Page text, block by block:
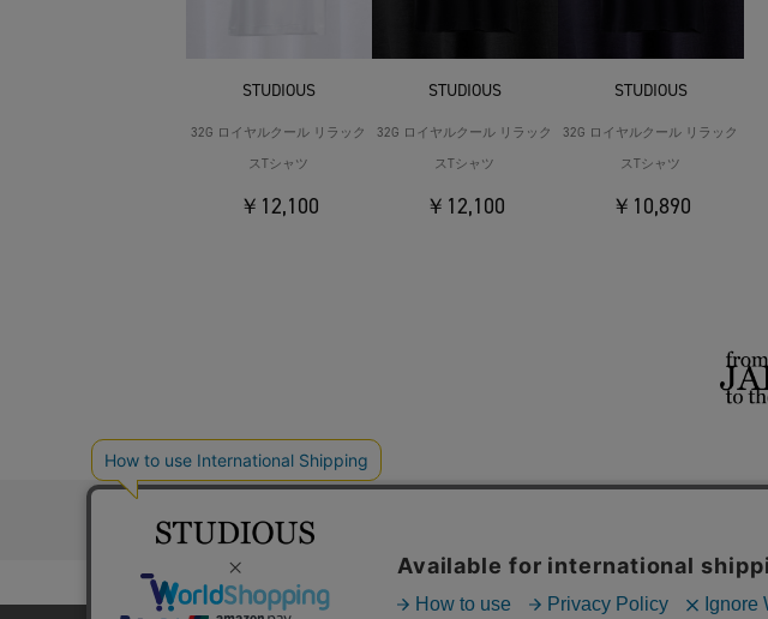
STUDIOUS
32G ロイヤルクール リラック
スTシャツ
￥12,100
STUDIOUS
32G ロイヤルクール リラック
スTシャツ
￥12,100
STUDIOUS
32G ロイヤルクール リラック
スTシャツ
￥10,890
コーポレートサイト 採用サイト THE TOKYO CONZ